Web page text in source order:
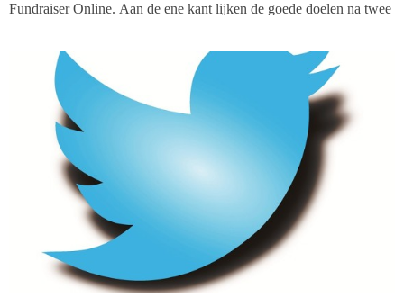
Fundraiser Online. Aan de ene kant lijken de goede doelen na twee
aan de andere kant lijden een groot aantal van de Top 50-
genoteerde non-profits ook volgersverlies.